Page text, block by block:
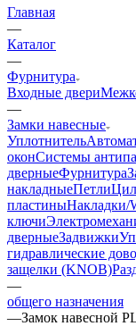
Главная
—
Каталог
—
Фурнитура
Входные двери
—
Замки навесные
Уплотнитель
оконСистемы
дверныеФурнитура
накладныеПетли
пластиныНакладки/
ключи
дверныеЗадвижки
гидравлические
защелки (KNOB)
—
общего назначения
—Замок навесной